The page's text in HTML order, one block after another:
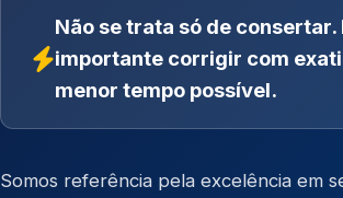
Não se trata só de consertar.
importante corrigir com
menor tempo possível.
Somos referência pela excelência em